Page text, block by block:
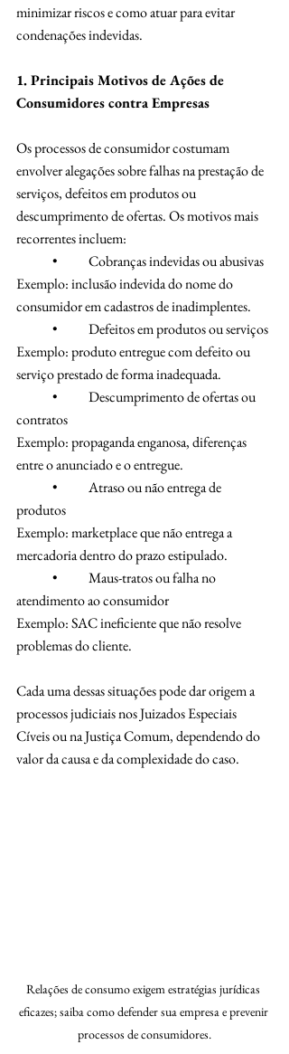
minimizar riscos e como atuar para evitar
condenações indevidas.
1. Principais Motivos de Ações de
Consumidores contra Empresas
Os processos de consumidor costumam
envolver alegações sobre falhas na prestação de
serviços, defeitos em produtos ou
descumprimento de ofertas. Os motivos mais
recorrentes incluem:
	•	Cobranças indevidas ou abusivas
Exemplo: inclusão indevida do nome do
consumidor em cadastros de inadimplentes.
	•	Defeitos em produtos ou serviços
Exemplo: produto entregue com defeito ou
serviço prestado de forma inadequada.
contratos
Exemplo: propaganda enganosa, diferenças
entre o anunciado e o entregue.
produtos
Exemplo: marketplace que não entrega a
mercadoria dentro do prazo estipulado.
atendimento ao consumidor
Exemplo: SAC ineficiente que não resolve
problemas do cliente.
Cada uma dessas situações pode dar origem a
processos judiciais nos Juizados Especiais
Cíveis ou na Justiça Comum, dependendo do
valor da causa e da complexidade do caso.
Relações de consumo exigem estratégias jurídicas
eficazes; saiba como defender sua empresa e prevenir
processos de consumidores.